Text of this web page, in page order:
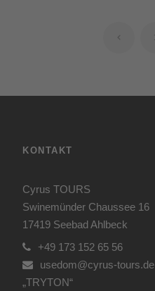
KONTAKT
Cyrus TOURS
Swinemünder Chaussee 16
17419 Seebad Ahlbeck
+49 173 152 65 56
usedom@cyrus-tours.de
„TRYTON“